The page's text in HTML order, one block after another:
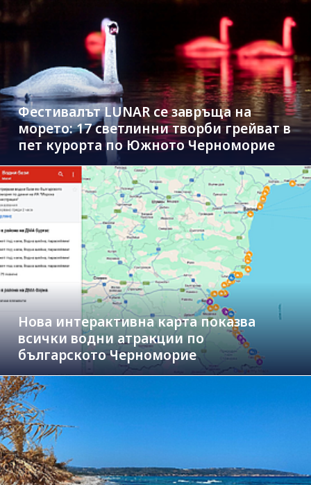
Фестивалът LUNAR се завръща на
морето: 17 светлинни творби грейват в
пет курорта по Южното Черноморие
Нова интерактивна карта показва
всички водни атракции по
българското Черноморие